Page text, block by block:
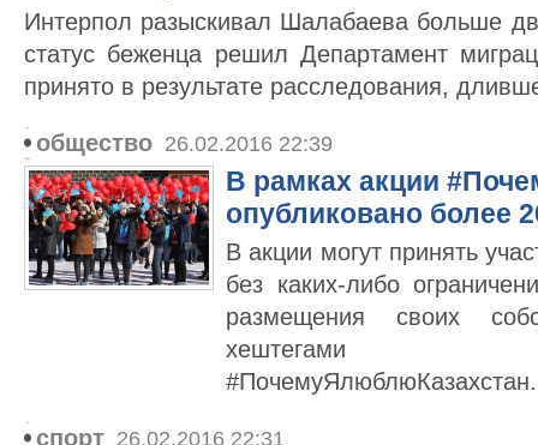
Интерпол разыскивал Шалабаева больше
статус беженца решил Департамент
принято в результате расследования,
общество 26.02.2016 22:39
В рамках акции
опубликовано более
В акции могут принять
без каких-либо
размещения своих
хештегами
#ПочемуЯлюблюКазахстан.
спорт 26.02.2016 22:31